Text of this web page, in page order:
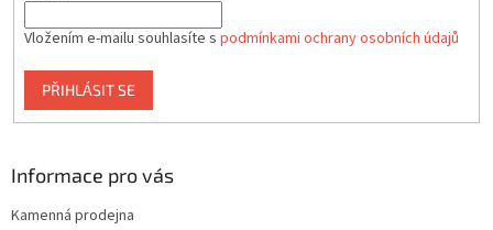
Vložením e-mailu souhlasíte s podmínkami ochrany osobních údajů
PŘIHLÁSIT SE
Informace pro vás
Kamenná prodejna